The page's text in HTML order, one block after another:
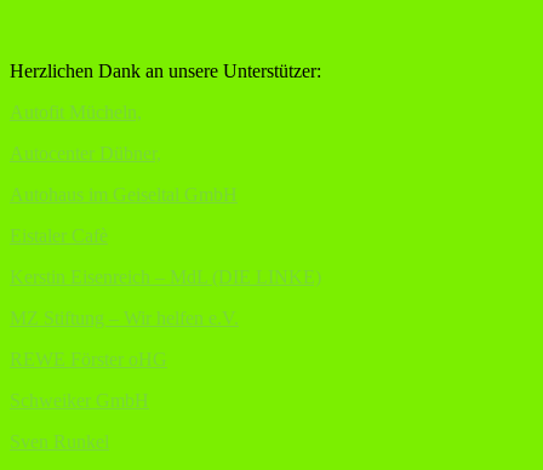
Herzlichen Dank an unsere Unterstützer:
Autofit Mücheln,
Autocenter Dübner,
Autohaus im Geiseltal GmbH
Eistaler Cafè
Kerstin Eisenreich – MdL (DIE LINKE)
MZ Stiftung – Wir helfen e.V.
REWE Förster oHG
Schweiker GmbH
Sven Runkel